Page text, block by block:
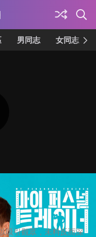
男同志 女同志
吸引觀眾，未料反而深